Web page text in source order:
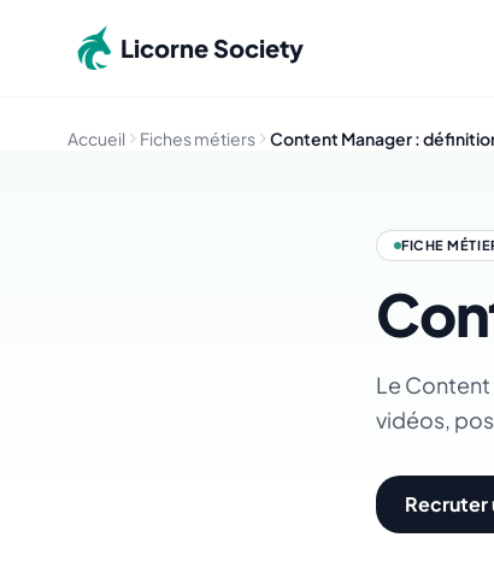
Licorne Society
Accueil Fiches métiers Content Manager :
FICHE
Le
vidéos,
Recruter